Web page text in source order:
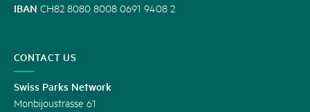
IBAN CH82 8080 8008 0691 9408 2
CONTACT US
Swiss Parks Network
Monbijoustrasse 61